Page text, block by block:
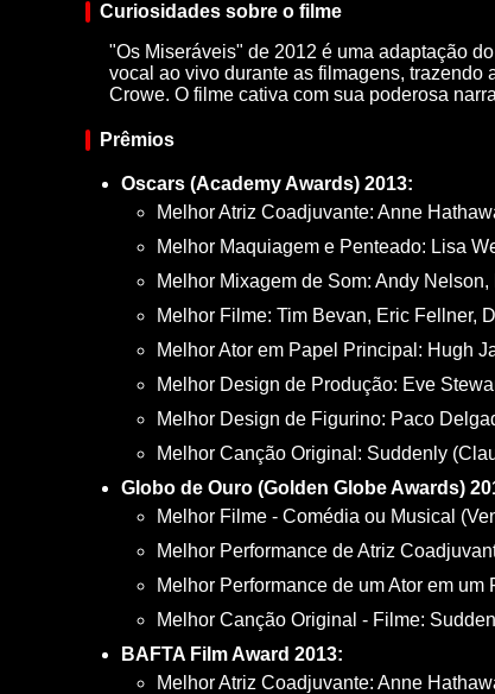
Curiosidades sobre o filme
"Os Miseráveis" de 2012 é uma adaptação
vocal ao vivo durante as filmagens,
Crowe. O filme cativa com sua poderosa
Prêmios
Oscars (Academy Awards) 2013:
Melhor Atriz Coadjuvante: Anne
Melhor Maquiagem e Penteado: Lisa
Melhor Mixagem de Som: Andy
Melhor Filme: Tim Bevan, Eric Fellner,
Melhor Ator em Papel Principal: Hugh
Melhor Design de Produção: Eve
Melhor Design de Figurino: Paco
Melhor Canção Original: Suddenly
Globo de Ouro (Golden Globe Awards)
Melhor Filme - Comédia ou Musical
Melhor Performance de Atriz
Melhor Performance de um Ator em
Melhor Canção Original - Filme:
BAFTA Film Award 2013:
Melhor Atriz Coadjuvante: Anne